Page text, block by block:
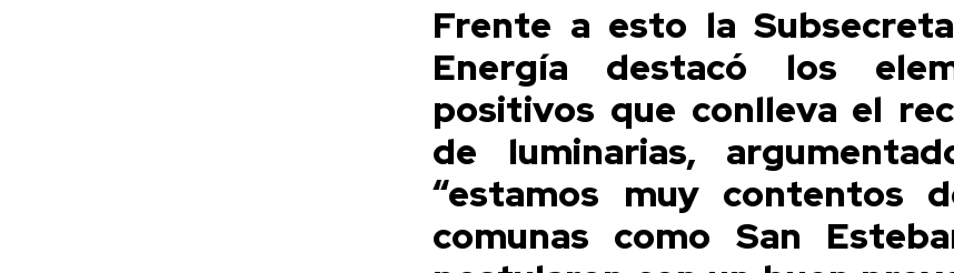
Frente a esto la
Energía destacó los
positivos que conlleva el
de luminarias,
“estamos muy contentos
comunas como San